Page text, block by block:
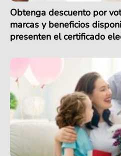
Obtenga descuento por
marcas y beneficios
presenten el certificado